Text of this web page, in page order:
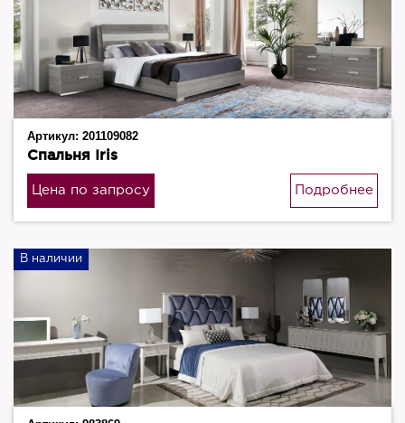
Артикул: 201109082
Спальня Iris
Цена по запросу Подробнее
В наличии